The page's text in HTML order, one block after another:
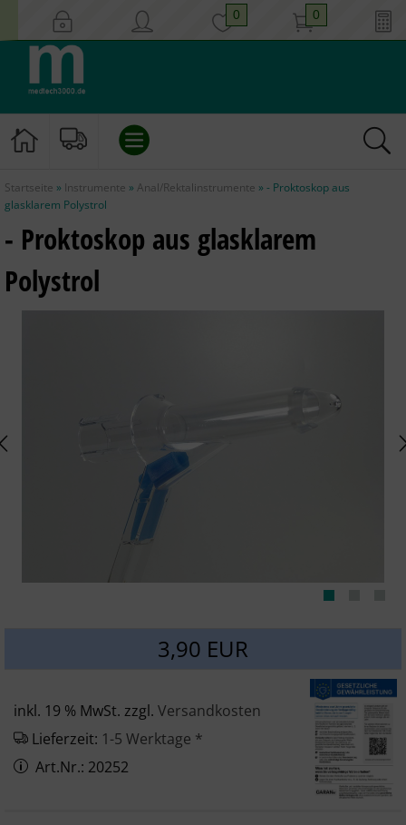
0 0
EINLAUF/KLISTIER
KATHETER
INSTRUMENTE
SONSTIGES
Startseite » Instrumente »Anal/Rektalinstrumente »- Proktoskop aus
glasklarem Polystrol
- Proktoskop aus glasklarem
Polystrol
3,90 EUR
inkl. 19 % MwSt. zzgl. Versandkosten
Lieferzeit: 1-5 Werktage *
Art.Nr.: 20252